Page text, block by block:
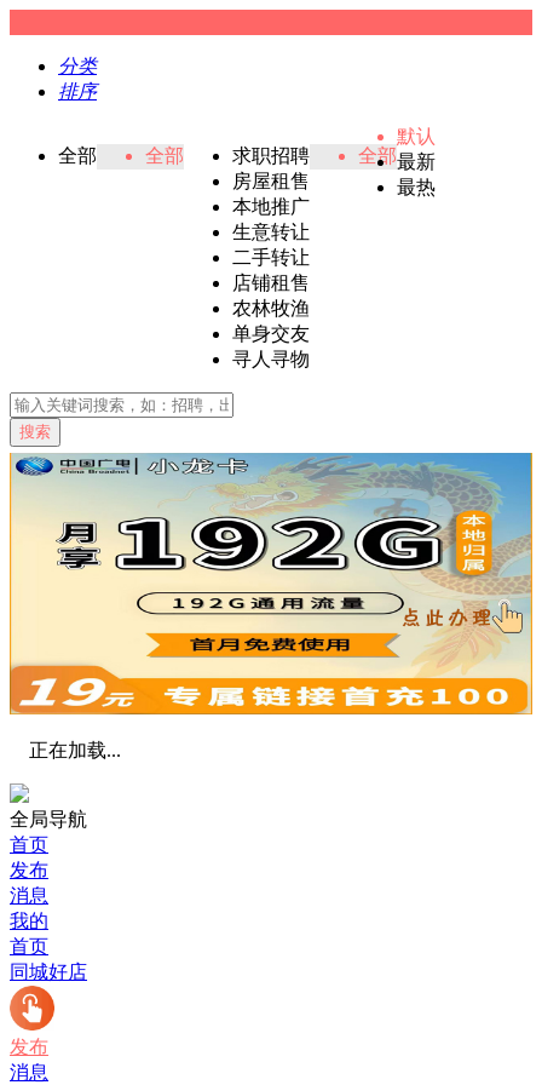
分类
排序
全部 全部
求职招聘
房屋租售
本地推广
生意转让
二手转让
店铺租售
农林牧渔
单身交友
寻人寻物
全部
默认
最新
最热
搜索
正在加载...
全局导航
首页
发布
消息
我的
首页
同城好店
发布
消息